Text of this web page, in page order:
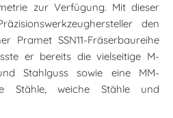
zur Verfügung. Mit dieser
den
Pramet SSN11-Fräserbaureihe
er bereits die vielseitige M-
Stahlguss sowie eine MM-
Stähle, weiche Stähle und